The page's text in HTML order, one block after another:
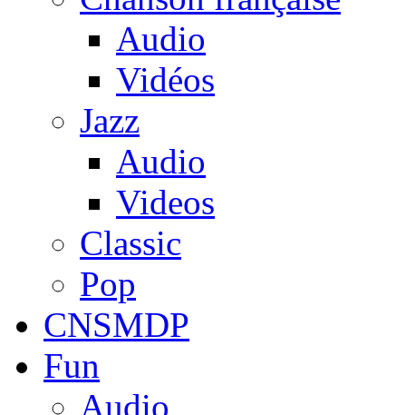
Audio
Vidéos
Jazz
Audio
Videos
Classic
Pop
CNSMDP
Fun
Audio